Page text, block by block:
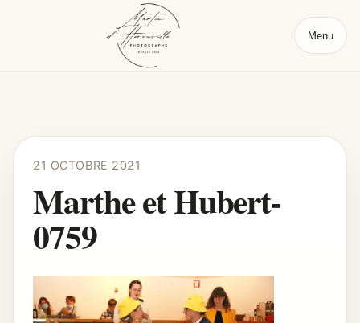
Menu
21 OCTOBRE 2021
Marthe et Hubert-
0759